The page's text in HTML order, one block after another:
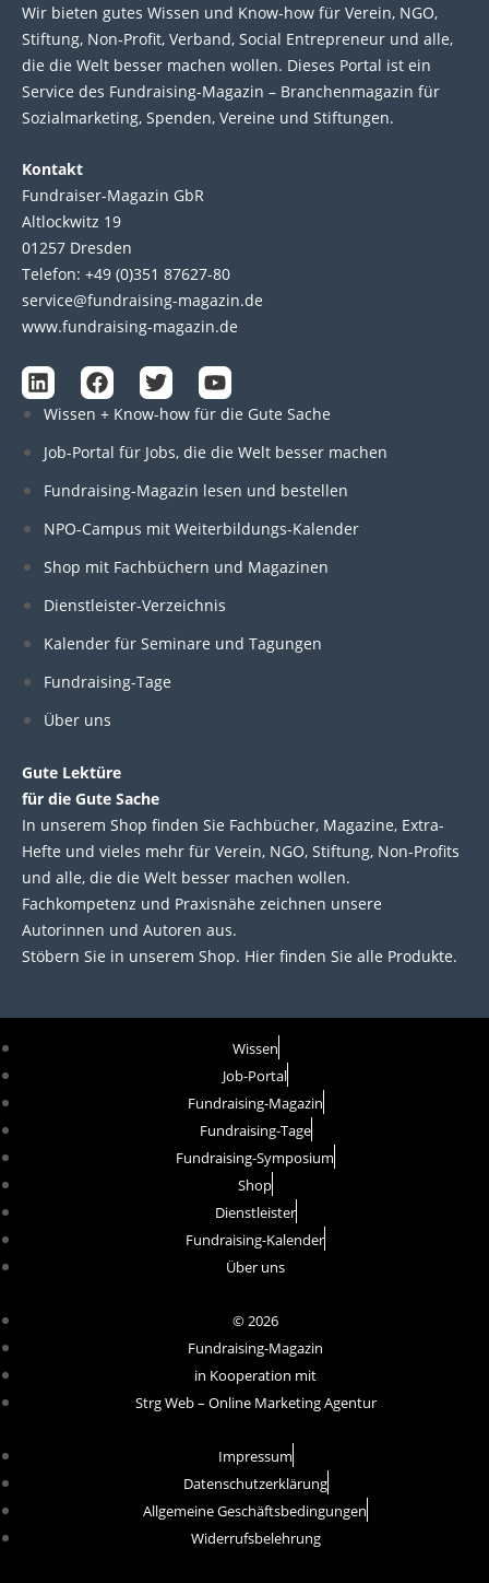
Wir bie­ten gutes Wis­sen und Know-how für Ver­ein, NGO,
Stif­tung, Non-Profit, Ver­band, Social Entre­pre­neur und alle,
die die Welt bes­ser machen wol­len. Die­ses Por­tal ist ein
Service des Fund­raising-Magazin – Bran­chen­magazin für
Sozial­marke­ting, Spen­den, Ver­eine und Stif­tun­gen.
Kontakt
Fundraiser-Magazin GbR
Altlockwitz 19
01257 Dresden
Telefon: +49 (0)351 87627-80
service@fundraising-magazin.de
www.fundraising-magazin.de
L
i
n
k
e
d
n
F
a
c
e
b
o
k
T
w
i
t
t
e
r
Y
o
u
t
u
b
Wissen + Know-how für die Gute Sache
Job-Portal für Jobs, die die Welt besser machen
Fundraising-Magazin lesen und bestellen
NPO-Campus mit Weiterbildungs-Kalender
Shop mit Fachbüchern und Magazinen
Dienstleister-Verzeichnis
Kalender für Seminare und Tagungen
Fundraising-Tage
Über uns
Gute Lektüre
für die Gute Sache
In unserem Shop finden Sie Fachbücher, Magazine, Extra-
Hefte und vieles mehr für Verein, NGO, Stiftung, Non-Profits
und alle, die die Welt besser machen wollen.
Fachkompetenz und Praxisnähe zeichnen unsere
Autorinnen und Autoren aus.
Stöbern Sie in unserem Shop. Hier finden Sie alle Produkte.
Wissen
Job-Portal
Fundraising-Magazin
Fundraising-Tage
Fundraising-Symposium
Shop
Dienstleister
Fundraising-Kalender
Über uns
© 2026
Fundraising-Magazin
in Kooperation mit
Strg Web – Online Marketing Agentur
Impressum
Datenschutzerklärung
Allgemeine Geschäftsbedingungen
Widerrufsbelehrung